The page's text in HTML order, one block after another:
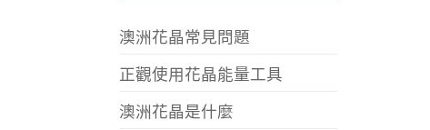
澳洲花晶常見問題
正觀使用花晶能量工具
澳洲花晶是什麼